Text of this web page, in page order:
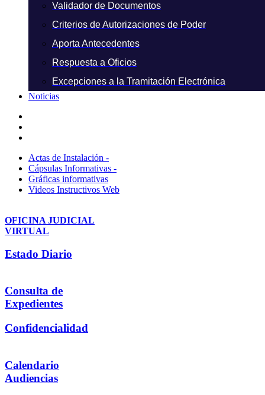
Validador de Documentos
Criterios de Autorizaciones de Poder
Aporta Antecedentes
Respuesta a Oficios
Excepciones a la Tramitación Electrónica
Noticias
Actas de Instalación -
Cápsulas Informativas -
Gráficas informativas
Videos Instructivos Web
OFICINA JUDICIAL
VIRTUAL
Estado Diario
Consulta de
Expedientes
Confidencialidad
Calendario
Audiencias